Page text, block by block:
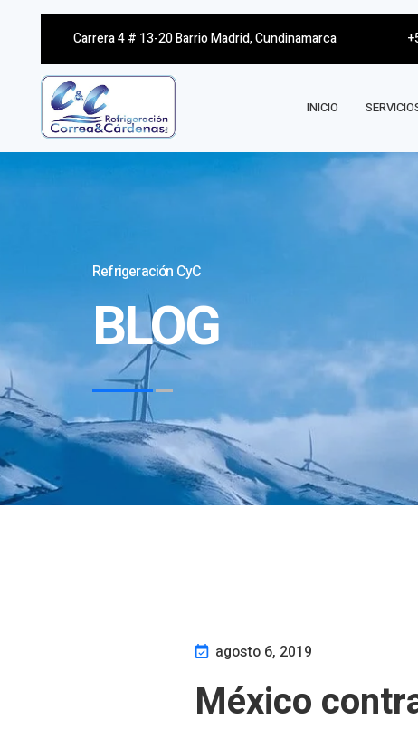
Carrera 4 # 13-20 Barrio Madrid, Cundinamarca
INICIO
Refrigeración CyC
BLOG
agosto 6, 2019
México